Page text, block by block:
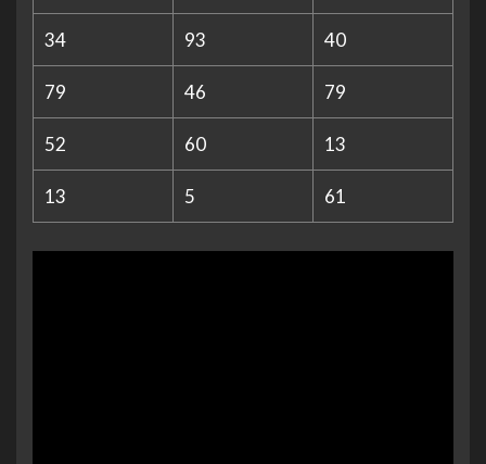
34 93 40
79 46 79
52 60 13
13 5 61